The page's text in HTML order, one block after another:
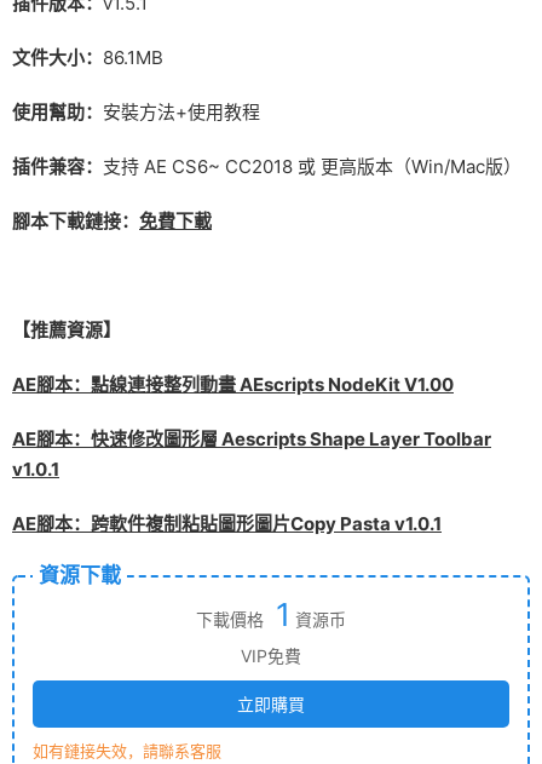
文件大小： 86.1MB
使用幫助： 安裝方法+使用教程
插件兼容： 支持 AE CS6~ CC2018 或 更高版本（Win/Mac版）
腳本下載鏈接： 免費下載
【推薦資源】
AE腳本：點線連接整列動畫 AEscripts NodeKit V1.00
AE腳本：快速修改圖形層 Aescripts Shape Layer Toolbar
v1.0.1
AE腳本：跨軟件複制粘貼圖形圖片Copy Pasta v1.0.1
資源下載
下載價格 1 資源币
VIP免費
立即購買
如有鏈接失效，請聯系客服